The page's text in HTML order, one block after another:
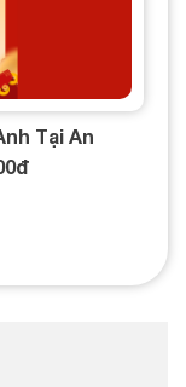
Tại An